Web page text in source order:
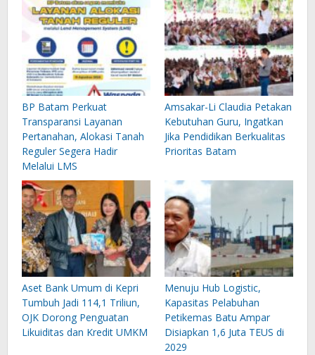
BP Batam Perkuat
Transparansi Layanan
Pertanahan, Alokasi Tanah
Reguler Segera Hadir
Melalui LMS
Amsakar-Li Claudia Petakan
Kebutuhan Guru, Ingatkan
Jika Pendidikan Berkualitas
Prioritas Batam
Aset Bank Umum di Kepri
Tumbuh Jadi 114,1 Triliun,
OJK Dorong Penguatan
Likuiditas dan Kredit UMKM
Menuju Hub Logistic,
Kapasitas Pelabuhan
Petikemas Batu Ampar
Disiapkan 1,6 Juta TEUS di
2029